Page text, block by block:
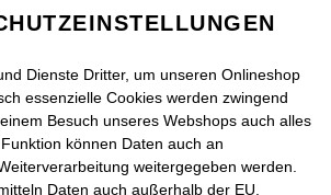
Dienste Dritter, um unseren Onlineshop
essenzielle Cookies werden zwingend
Besuch unseres Webshops auch alles
können Daten auch an
weitergegeben werden.
Daten auch außerhalb der EU.